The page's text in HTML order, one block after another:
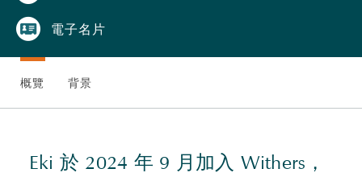
電子名片
概覽 背景
Eki 於 2024 年 9 月加入 Withers，